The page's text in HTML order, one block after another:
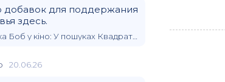
добавок для поддержания
здесь.
Боб у кіно: У пошуках Квадратних Штанів
20.06.26